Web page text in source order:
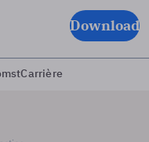
Download
Carrière